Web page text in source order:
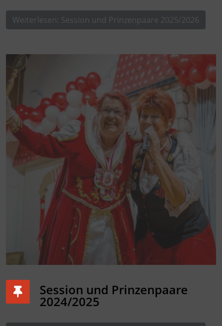
Weiterlesen: Session und Prinzenpaare 2025/2026
Session und Prinzenpaare
2024/2025